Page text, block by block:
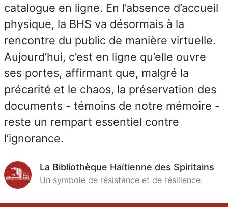
catalogue en ligne. En l’absence d’accueil
physique, la BHS va désormais à la
rencontre du public de manière virtuelle.
Aujourd’hui, c’est en ligne qu’elle ouvre
ses portes, affirmant que, malgré la
précarité et le chaos, la préservation des
documents - témoins de notre mémoire -
reste un rempart essentiel contre
l’ignorance.
La Bibliothèque Haïtienne des Spiritains
Un symbole de résistance et de résilience.